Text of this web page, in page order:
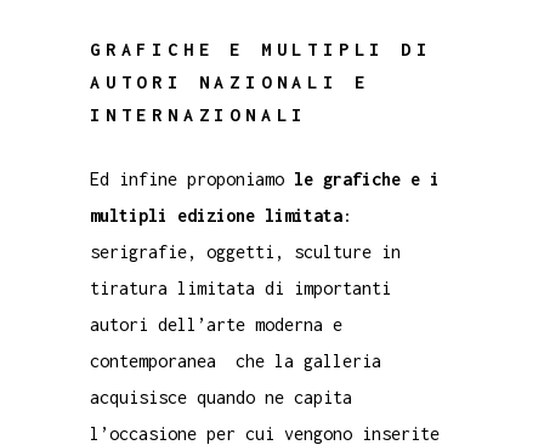
GRAFICHE E MULTIPLI DI
AUTORI NAZIONALI E
INTERNAZIONALI
Ed infine proponiamo le grafiche e i
multipli edizione limitata:
serigrafie, oggetti, sculture in
tiratura limitata di importanti
autori dell’arte moderna e
contemporanea che la galleria
acquisisce quando ne capita
l’occasione per cui vengono inserite